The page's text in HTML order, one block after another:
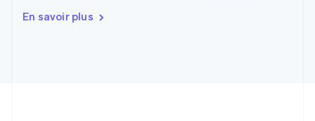
En savoir plus
English